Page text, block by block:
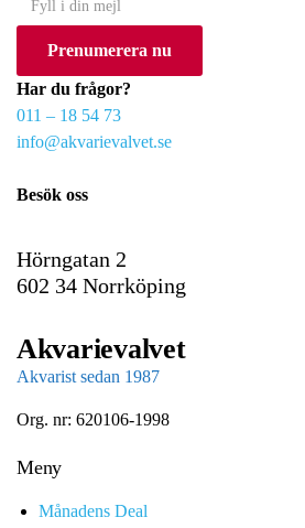
o
r
Prenumerera nu
Har du frågor?
011 – 18 54 73
info@akvarievalvet.se
Besök oss
Hörngatan 2
602 34 Norrköping
Akvarievalvet
Akvarist sedan 1987
Org. nr: 620106-1998
Meny
Månadens Deal